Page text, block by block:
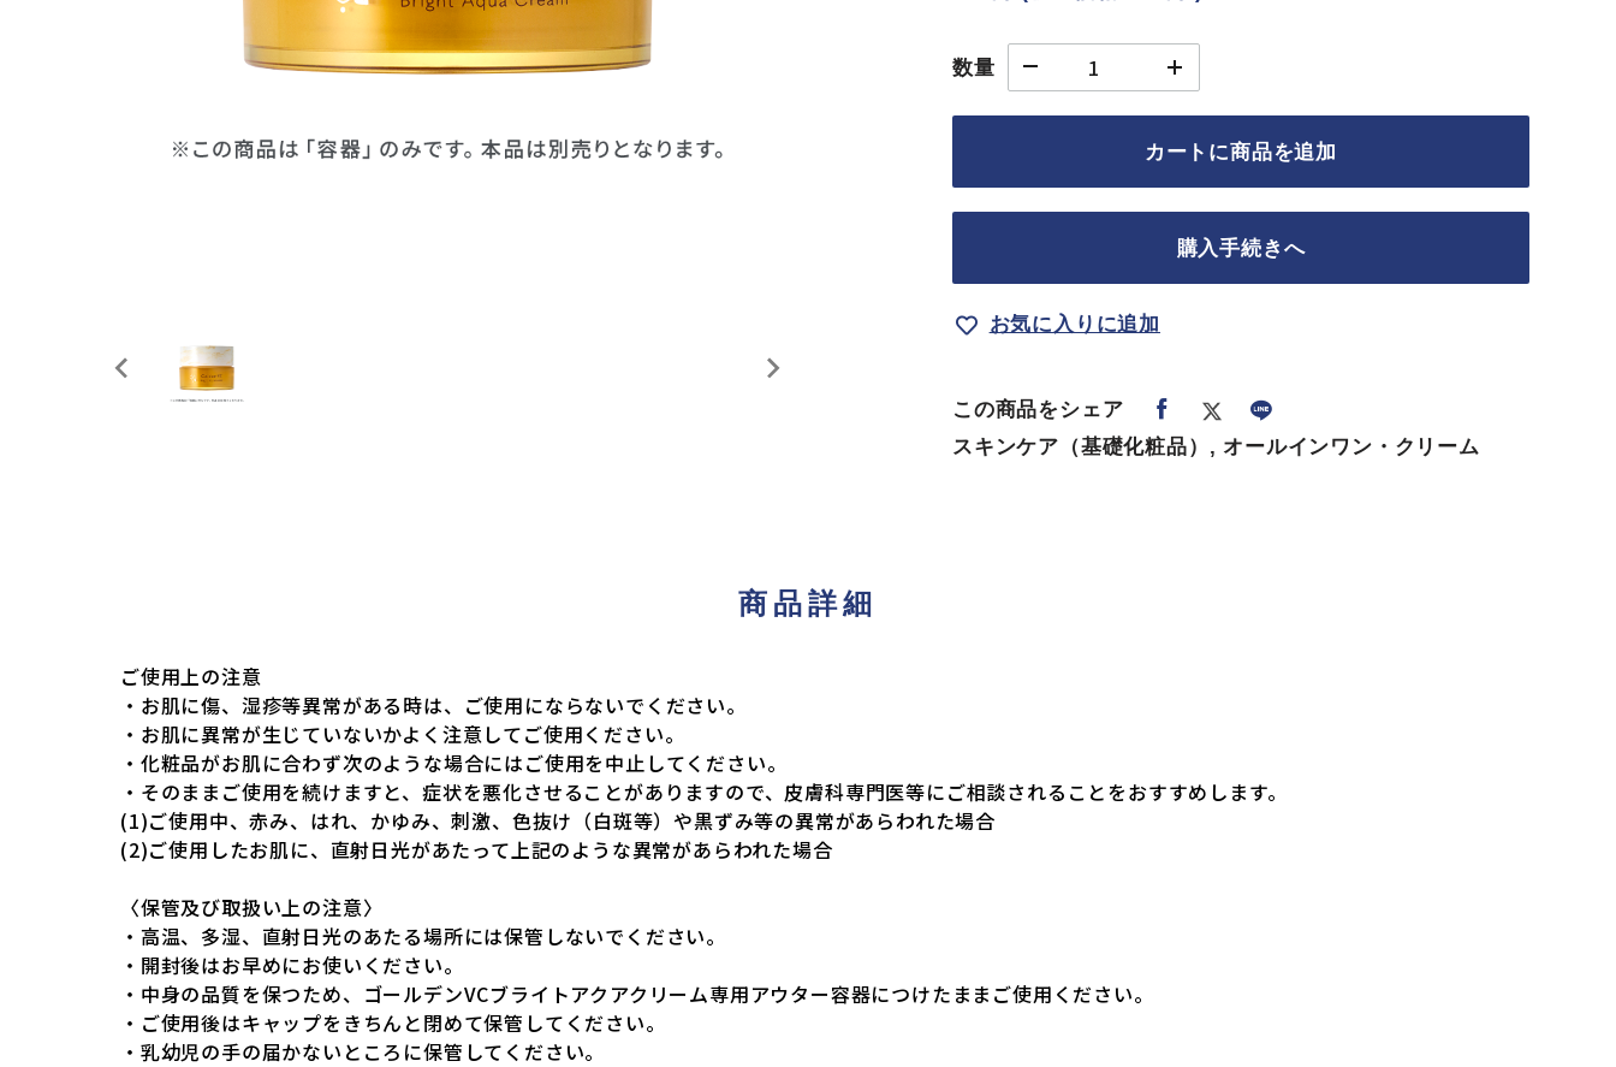
数量
カートに商品を追加
購入手続きへ
お気に入りに追加
この商品をシェア
スキンケア（基礎化粧品）, オールインワン・クリーム
商品詳細
ご使用上の注意
・お肌に傷、湿疹等異常がある時は、ご使用にならないでください。
・お肌に異常が生じていないかよく注意してご使用ください。
・化粧品がお肌に合わず次のような場合にはご使用を中止してください。
・そのままご使用を続けますと、症状を悪化させることがありますので、皮膚科専門医等にご相談されることをおすすめします。
(1)ご使用中、赤み、はれ、かゆみ、刺激、色抜け（白斑等）や黒ずみ等の異常があらわれた場合
(2)ご使用したお肌に、直射日光があたって上記のような異常があらわれた場合
〈保管及び取扱い上の注意〉
・高温、多湿、直射日光のあたる場所には保管しないでください。
・開封後はお早めにお使いください。
・中身の品質を保つため、ゴールデンVCブライトアクアクリーム専用アウター容器につけたままご使用ください。
・ご使用後はキャップをきちんと閉めて保管してください。
・乳幼児の手の届かないところに保管してください。